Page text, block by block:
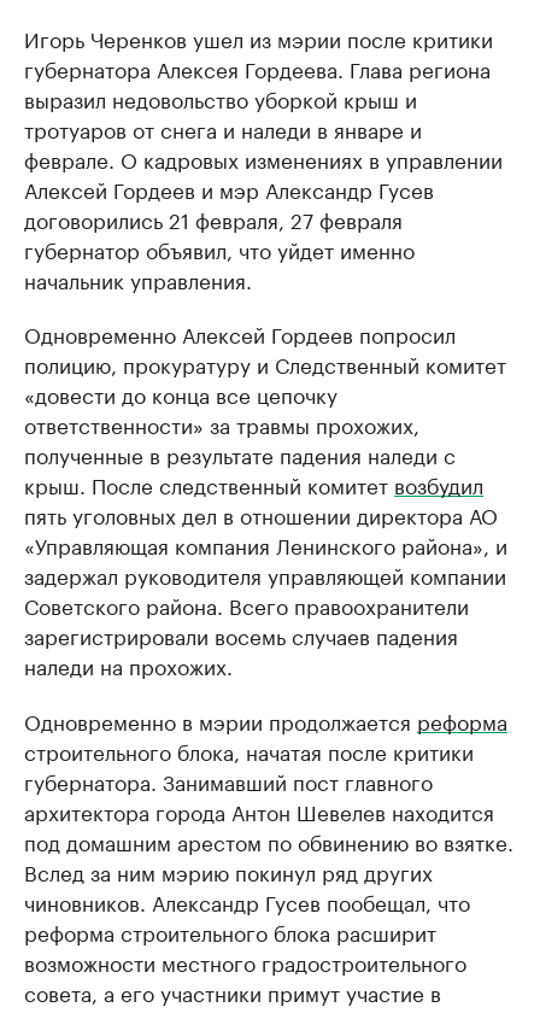
Игорь Черенков ушел из мэрии после критики
губернатора Алексея Гордеева. Глава региона
выразил недовольство уборкой крыш и
тротуаров от снега и наледи в январе и
феврале. О кадровых изменениях в управлении
Алексей Гордеев и мэр Александр Гусев
договорились 21 февраля, 27 февраля
губернатор объявил, что уйдет именно
начальник управления.
Одновременно Алексей Гордеев попросил
полицию, прокуратуру и Следственный комитет
«довести до конца все цепочку
ответственности» за травмы прохожих,
полученные в результате падения наледи с
крыш. После следственный комитет возбудил
пять уголовных дел в отношении директора АО
«Управляющая компания Ленинского района», и
задержал руководителя управляющей компании
Советского района. Всего правоохранители
зарегистрировали восемь случаев падения
наледи на прохожих.
Одновременно в мэрии продолжается реформа
строительного блока, начатая после критики
губернатора. Занимавший пост главного
архитектора города Антон Шевелев находится
под домашним арестом по обвинению во взятке.
Вслед за ним мэрию покинул ряд других
чиновников. Александр Гусев пообещал, что
реформа строительного блока расширит
возможности местного градостроительного
совета, а его участники примут участие в